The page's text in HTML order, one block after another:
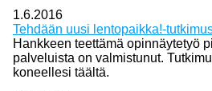
1.6.2016
Tehdään uusi lentopaikka!-
Hankkeen teettämä opinnäytetyö
palveluista on valmistunut.
koneellesi täältä.